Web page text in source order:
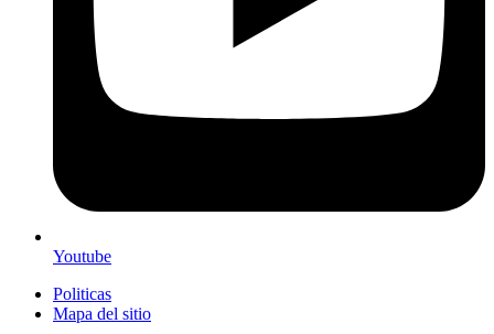
Youtube
Politicas
Mapa del sitio